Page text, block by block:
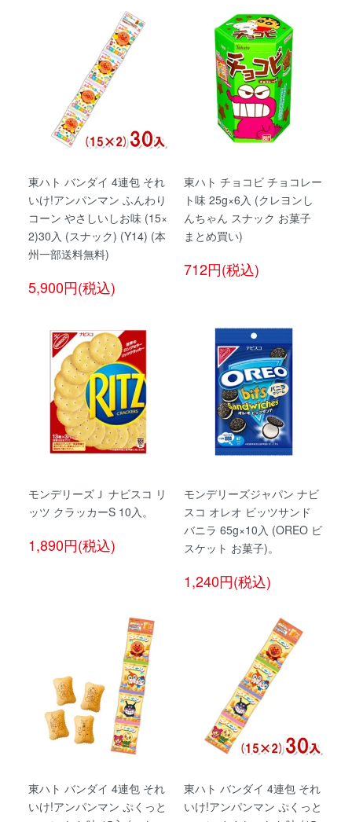
東ハト バンダイ 4連包 それ
いけ!アンパンマン ふんわり
コーン やさしいしお味 (15×
2)30入 (スナック) (Y14) (本
州一部送料無料)
5,900円(税込)
東ハト チョコビ チョコレー
ト味 25g×6入 (クレヨンし
んちゃん スナック お菓子
まとめ買い)
712円(税込)
モンデリーズＪ ナビスコ リ
ッツ クラッカーS 10入。
1,890円(税込)
モンデリーズジャパン ナビ
スコ オレオ ビッツサンド
バニラ 65g×10入 (OREO ビ
スケット お菓子)。
1,240円(税込)
東ハト バンダイ 4連包 それ
いけ!アンパンマン ぷくっと
東ハト バンダイ 4連包 それ
いけ!アンパンマン ぷくっと